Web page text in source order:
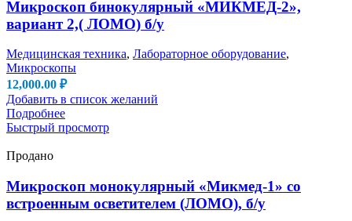
Микроскоп бинокулярный «МИКМЕД-2»,
вариант 2,( ЛОМО) б/у
Медицинская техника, Лабораторное оборудование,
Микроскопы
12,000.00 ₽
Добавить в список желаний
Подробнее
Быстрый просмотр
Продано
Микроскоп монокулярный «Микмед-1» со
встроенным осветителем (ЛОМО), б/у